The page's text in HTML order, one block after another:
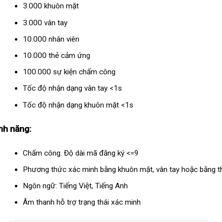
3.000 khuôn mặt
3.000 vân tay
10.000 nhân viên
10.000 thẻ cảm ứng
100.000 sự kiện chấm công
Tốc độ nhận dạng vân tay <1s
Tốc độ nhận dạng khuôn mặt <1s
năng:
Chấm công. Độ dài mã đăng ký <=9
Phương thức xác minh bằng khuôn mặt, vân tay hoặc bằng
Ngôn ngữ: Tiếng Việt, Tiếng Anh
Âm thanh hỗ trợ trạng thái xác minh